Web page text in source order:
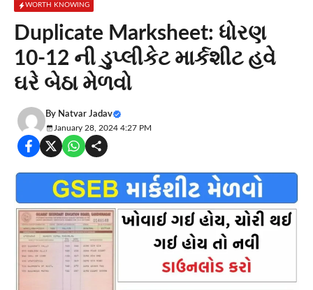
WORTH KNOWING
Duplicate Marksheet: ધોરણ
10-12 ની ડુપ્લીકેટ માર્કશીટ હવે
ઘરે બેઠા મેળવો
By Natvar Jadav
January 28, 2024 4:27 PM